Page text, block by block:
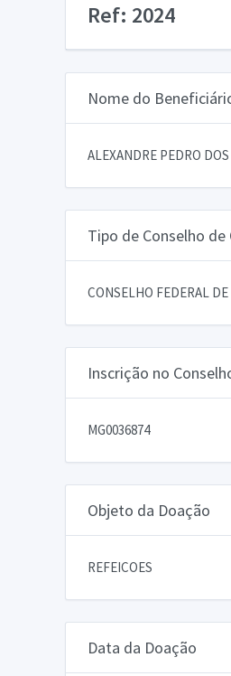
Ref: 2024
Nome do
ALEXANDRE PEDRO
Tipo de Conselho de
CONSELHO FEDERAL
Inscrição no
MG0036874
Objeto da Doação
REFEICOES
Data da Doação